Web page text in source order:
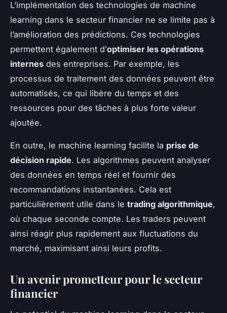
L’implémentation des technologies de machine
learning dans le secteur financier ne se limite pas à
l’amélioration des prédictions. Ces technologies
permettent également d’optimiser les opérations
internes des entreprises. Par exemple, les
processus de traitement des données peuvent être
automatisés, ce qui libère du temps et des
ressources pour des tâches à plus forte valeur
ajoutée.
En outre, le machine learning facilite la prise de
décision rapide. Les algorithmes peuvent analyser
des données en temps réel et fournir des
recommandations instantanées. Cela est
particulièrement utile dans le trading algorithmique,
où chaque seconde compte. Les traders peuvent
ainsi réagir plus rapidement aux fluctuations du
marché, maximisant ainsi leurs profits.
Un avenir prometteur pour le secteur
financier